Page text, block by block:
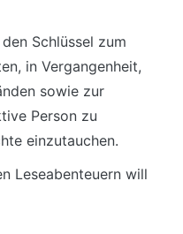
Schlüssel zum
in Vergangenheit,
sowie zur
Person zu
einzutauchen.
Leseabenteuern will